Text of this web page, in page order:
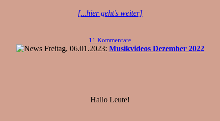
[...hier geht's weiter]
11 Kommentare
Freitag, 06.01.2023: Musikvideos Dezember 2022
Hallo Leute!